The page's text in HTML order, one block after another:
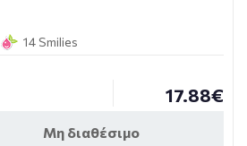
14 Smilies
17.88€
Μη διαθέσιμο